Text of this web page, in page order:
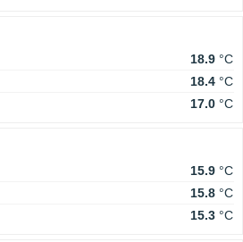
18.9 °C
18.4 °C
17.0 °C
15.9 °C
15.8 °C
15.3 °C